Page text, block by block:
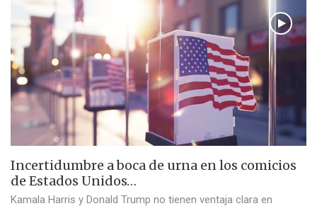
Incertidumbre a boca de urna en los comicios
de Estados Unidos…
Kamala Harris y Donald Trump no tienen ventaja clara en